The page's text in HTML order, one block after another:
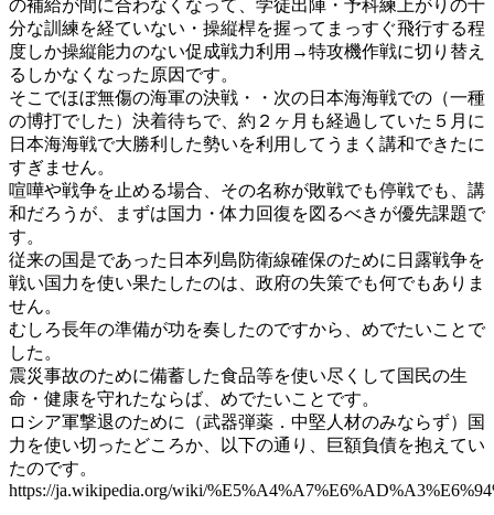
の補給が間に合わなくなって、学徒出陣・予科練上がりの十
分な訓練を経ていない・操縦桿を握ってまっすぐ飛行する程
度しか操縦能力のない促成戦力利用→特攻機作戦に切り替え
るしかなくなった原因です。
そこでほぼ無傷の海軍の決戦・・次の日本海海戦での（一種
の博打でした）決着待ちで、約２ヶ月も経過していた５月に
日本海海戦で大勝利した勢いを利用してうまく講和できたに
すぎません。
喧嘩や戦争を止める場合、その名称が敗戦でも停戦でも、講
和だろうが、まずは国力・体力回復を図るべきが優先課題で
す。
従来の国是であった日本列島防衛線確保のために日露戦争を
戦い国力を使い果たしたのは、政府の失策でも何でもありま
せん。
むしろ長年の準備が功を奏したのですから、めでたいことで
した。
震災事故のために備蓄した食品等を使い尽くして国民の生
命・健康を守れたならば、めでたいことです。
ロシア軍撃退のために（武器弾薬．中堅人材のみならず）国
力を使い切ったどころか、以下の通り、巨額負債を抱えてい
たのです。
https://ja.wikipedia.org/wiki/